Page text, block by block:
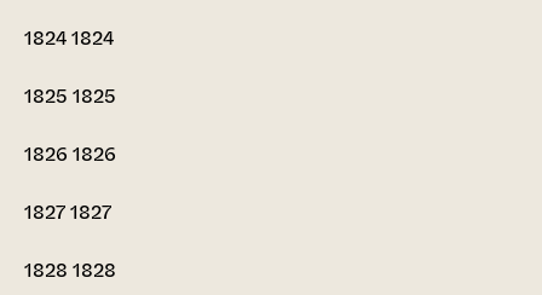
18241824
1825 1825
1826 1826
18271827
1828 1828